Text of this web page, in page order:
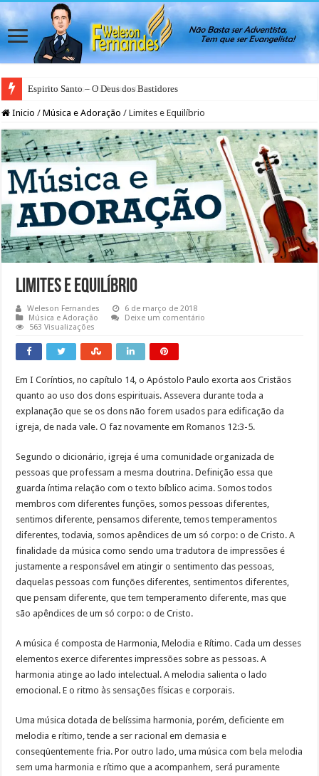
Espirito Santo – O Deus dos Bastidores
Inicio / Música e Adoração / Limites e Equilíbrio
Limites e Equilíbrio
Weleson Fernandes
6 de março de 2018
Música e Adoração
Deixe um comentário
563 Visualizações
Em I Coríntios, no capítulo 14, o Apóstolo Paulo exorta aos Cristãos
quanto ao uso dos dons espirituais. Assevera durante toda a
explanação que se os dons não forem usados para edificação da
igreja, de nada vale. O faz novamente em Romanos 12:3-5.
Segundo o dicionário, igreja é uma comunidade organizada de
pessoas que professam a mesma doutrina. Definição essa que
guarda íntima relação com o texto bíblico acima. Somos todos
membros com diferentes funções, somos pessoas diferentes,
sentimos diferente, pensamos diferente, temos temperamentos
diferentes, todavia, somos apêndices de um só corpo: o de Cristo. A
finalidade da música como sendo uma tradutora de impressões é
justamente a responsável em atingir o sentimento das pessoas,
daquelas pessoas com funções diferentes, sentimentos diferentes,
que pensam diferente, que tem temperamento diferente, mas que
são apêndices de um só corpo: o de Cristo.
A música é composta de Harmonia, Melodia e Rítimo. Cada um desses
elementos exerce diferentes impressões sobre as pessoas. A
harmonia atinge ao lado intelectual. A melodia salienta o lado
emocional. E o ritmo às sensações físicas e corporais.
Uma música dotada de belíssima harmonia, porém, deficiente em
melodia e rítimo, tende a ser racional em demasia e
conseqüentemente fria. Por outro lado, uma música com bela melodia
sem uma harmonia e rítimo que a acompanhem, será puramente